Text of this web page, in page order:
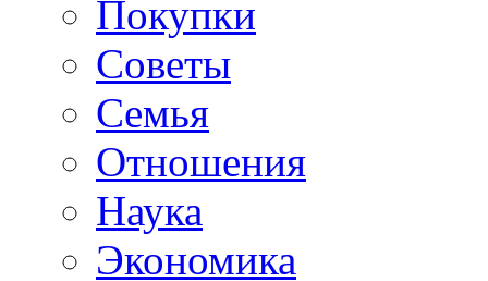
Покупки
Советы
Семья
Отношения
Наука
Экономика